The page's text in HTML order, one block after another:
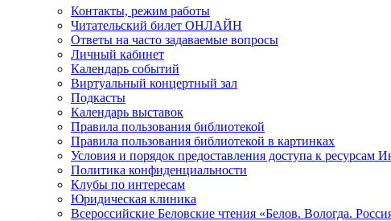
Контакты, режим работы
Читательский билет ОНЛАЙН
Ответы на часто задаваемые вопросы
Личный кабинет
Календарь событий
Виртуальный концертный зал
Подкасты
Календарь выставок
Правила пользования библиотекой
Правила пользования библиотекой в картинках
Условия и порядок предоставления доступа к ресурсам
Политика конфиденциальности
Клубы по интересам
Юридическая клиника
Всероссийские Беловские чтения «Белов. Вологда.